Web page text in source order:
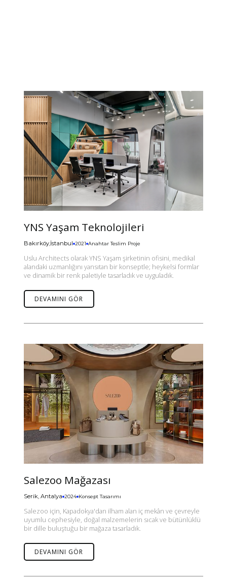
YNS Yaşam Teknolojileri
Bakırköy,İstanbul 2021 Anahtar Teslim Proje
Uslu Architects olarak YNS Yaşam şirketinin ofisini, medikal
alandaki uzmanlığını yansıtan bir konseptle; heykelsi formlar
ve dinamik bir renk paletiyle tasarladık ve uyguladık.
DEVAMINI GÖR
Salezoo Mağazası
Serik, Antalya 2024 Konsept Tasarımı
Salezoo için, Kapadokya'dan ilham alan iç mekân ve çevreyle
uyumlu cephesiyle, doğal malzemelerin sıcak ve bütünlüklü
bir dille buluştuğu bir mağaza tasarladık.
DEVAMINI GÖR